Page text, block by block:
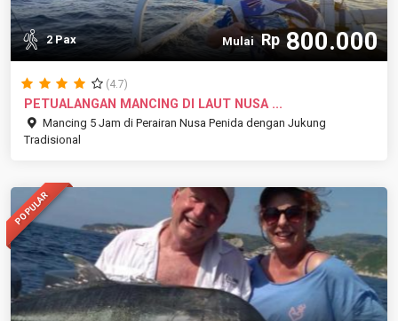
2 Pax Mulai Rp800.000
(4.7)
PETUALANGAN MANCING DI LAUT NUSA ...
Mancing 5 Jam di Perairan Nusa Penida dengan Jukung
Tradisional
POPULAR